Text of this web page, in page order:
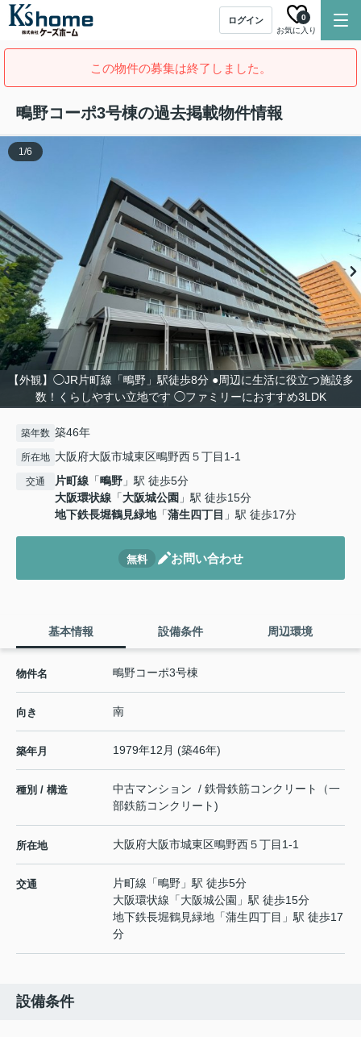
ログイン
お気に入り
0
この物件の募集は終了しました。
鴫野コーポ3号棟の過去掲載物件情報
【外観】◯JR片町線「鴫野」駅徒歩8分 ●周辺に生活に役立つ施設多
数！くらしやすい立地です ◯ファミリーにおすすめ3LDK
1/6
築年数 築46年
所在地 大阪府大阪市城東区鴫野西５丁目1-1
交通 片町線 「鴫野 」駅 徒歩5分
大阪環状線 「大阪城公園 」駅 徒歩15分
地下鉄長堀鶴見緑地「蒲生四丁目 」駅 徒歩17分
無料 お問い合わせ
基本情報 設備条件 周辺環境
物件名 鴫野コーポ3号棟
向き 南
築年月 1979年12月 (築46年)
種別 / 構造
中古マンション / 鉄骨鉄筋コンクリート（一
部鉄筋コンクリート)
所在地 大阪府大阪市城東区鴫野西５丁目1-1
交通 片町線 「鴫野 」駅 徒歩5分
大阪環状線 「大阪城公園 」駅 徒歩15分
地下鉄長堀鶴見緑地 「蒲生四丁目 」駅 徒歩17
分
設備条件